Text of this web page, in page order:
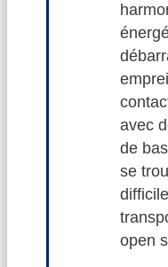
avec
de
se
open